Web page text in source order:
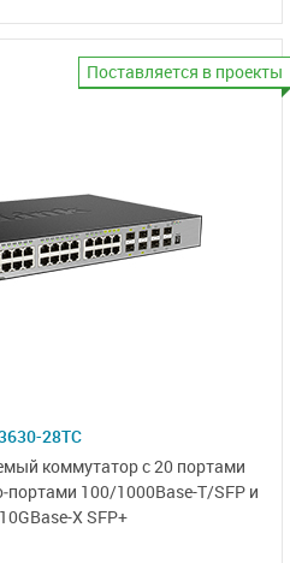
Поставляется в проекты
28TC
коммутатор с 20 портами
100/1000Base-T/SFPи
10GBase-X SFP+